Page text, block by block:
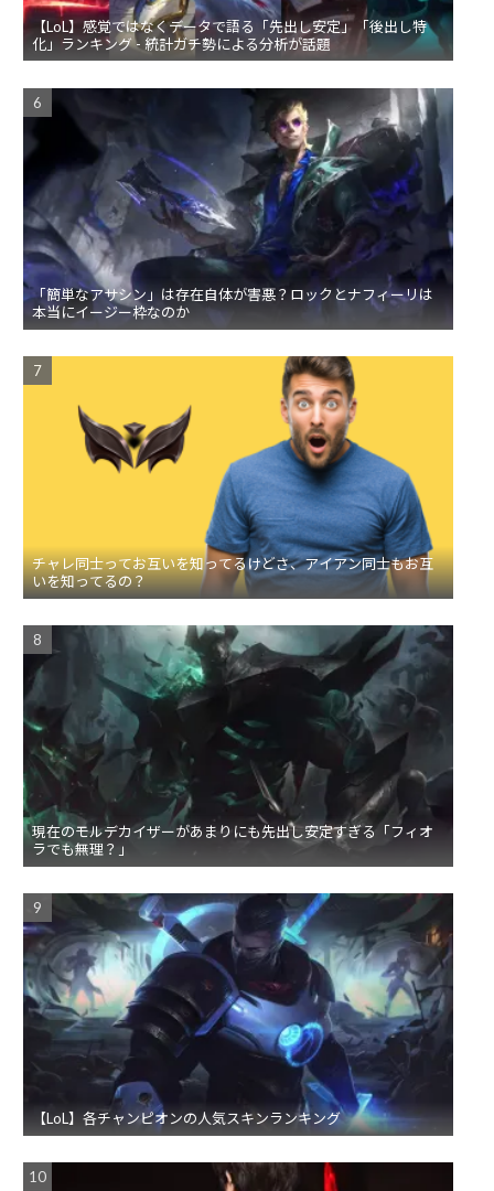
【LoL】感覚ではなくデータで語る「先出し安定」「後出し特
化」ランキング - 統計ガチ勢による分析が話題
「簡単なアサシン」は存在自体が害悪？ロックとナフィーリは
本当にイージー枠なのか
チャレ同士ってお互いを知ってるけどさ、アイアン同士もお互
いを知ってるの？
現在のモルデカイザーがあまりにも先出し安定すぎる「フィオ
ラでも無理？」
【LoL】各チャンピオンの人気スキンランキング